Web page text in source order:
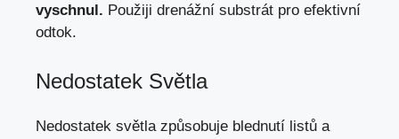
vyschnul. Použiji drenážní substrát pro efektivní
odtok.
Nedostatek Světla
Nedostatek světla způsobuje blednutí listů a